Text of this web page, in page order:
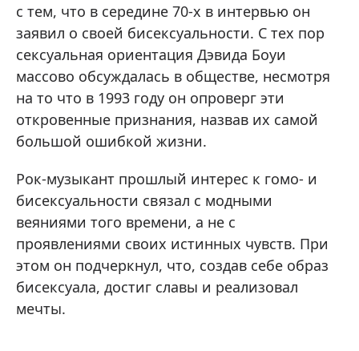
с тем, что в середине 70-х в интервью он
заявил о своей бисексуальности. С тех пор
сексуальная ориентация Дэвида Боуи
массово обсуждалась в обществе, несмотря
на то что в 1993 году он опроверг эти
откровенные признания, назвав их самой
большой ошибкой жизни.
Рок-музыкант прошлый интерес к гомо- и
бисексуальности связал с модными
веяниями того времени, а не с
проявлениями своих истинных чувств. При
этом он подчеркнул, что, создав себе образ
бисексуала, достиг славы и реализовал
мечты.